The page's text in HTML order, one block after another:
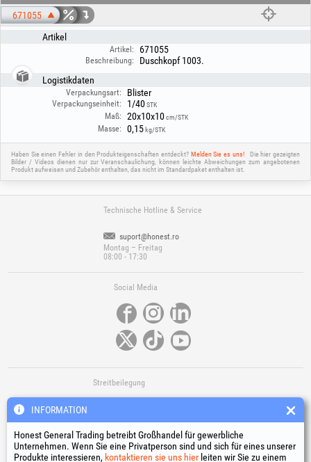
671055
Artikel
Artikel: 671055
Beschreibung:
Duschkopf 1003.
Logistikdaten
Verpackungsart: Blister
Verpackungseinheit: 1/40STK
Maß: 20x10x10cm/STK
Masse: 0,15 kg/STK
Haben Sie einen Fehler in den Produkteigenschaften entdeckt? Melden Sie es uns!
Die hier gezeigten
Bilder / Videos dienen nur zur Veranschaulichung, können leichte Abweichungen zum angebotenen
Produkt aufweisen und Zubehör enthalten, das nicht im Standardpaket enthalten ist.
Technische Hotline & Service
suport@honest.ro
Montag – Freitag
08:00 - 17:30
Social Media
Streitbeilegung
INFORMATION
Honest General Trading betreibt Großhandel für gewerbliche
Unternehmen. Wenn Sie eine Privatperson sind und sich für eines unserer
Produkte interessieren, kontaktieren sie uns hier leiten wir Sie zu einem